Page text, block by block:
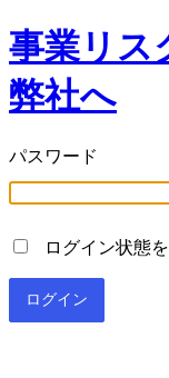
事業リス
弊社へ
パスワード
ログイン状態